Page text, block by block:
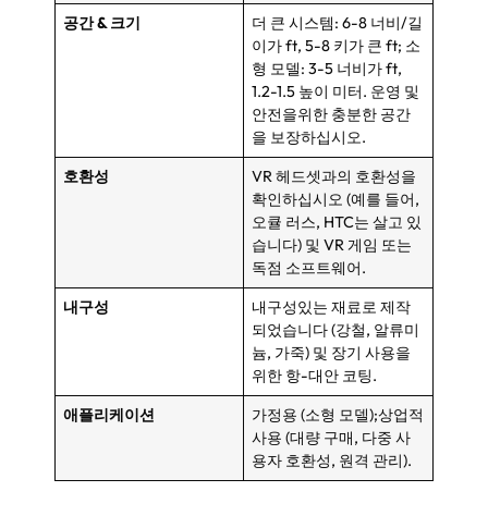
공간 & 크기
더 큰 시스템: 6-8 너비/길
이가 ft, 5-8 키가 큰 ft; 소
형 모델: 3-5 너비가 ft,
1.2-1.5 높이 미터. 운영 및
안전을위한 충분한 공간
을 보장하십시오.
호환성
VR 헤드셋과의 호환성을
확인하십시오 (예를 들어,
오큘 러스, HTC는 살고 있
습니다) 및 VR 게임 또는
독점 소프트웨어.
내구성
내구성있는 재료로 제작
되었습니다 (강철, 알류미
늄, 가죽) 및 장기 사용을
위한 항-대안 코팅.
애플리케이션
가정용 (소형 모델);상업적
사용 (대량 구매, 다중 사
용자 호환성, 원격 관리).